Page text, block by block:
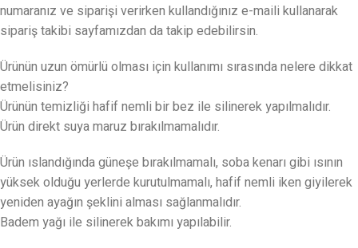
numaranız ve siparişi verirken kullandığınız e-maili kullanarak
sipariş takibi sayfamızdan da takip edebilirsin.
Ürünün uzun ömürlü olması için kullanımı sırasında nelere dikkat
etmelisiniz?
Ürünün temizliği hafif nemli bir bez ile silinerek yapılmalıdır.
Ürün direkt suya maruz bırakılmamalıdır.
Ürün ıslandığında güneşe bırakılmamalı, soba kenarı gibi ısının
yüksek olduğu yerlerde kurutulmamalı, hafif nemli iken giyilerek
yeniden ayağın şeklini alması sağlanmalıdır.
Badem yağı ile silinerek bakımı yapılabilir.